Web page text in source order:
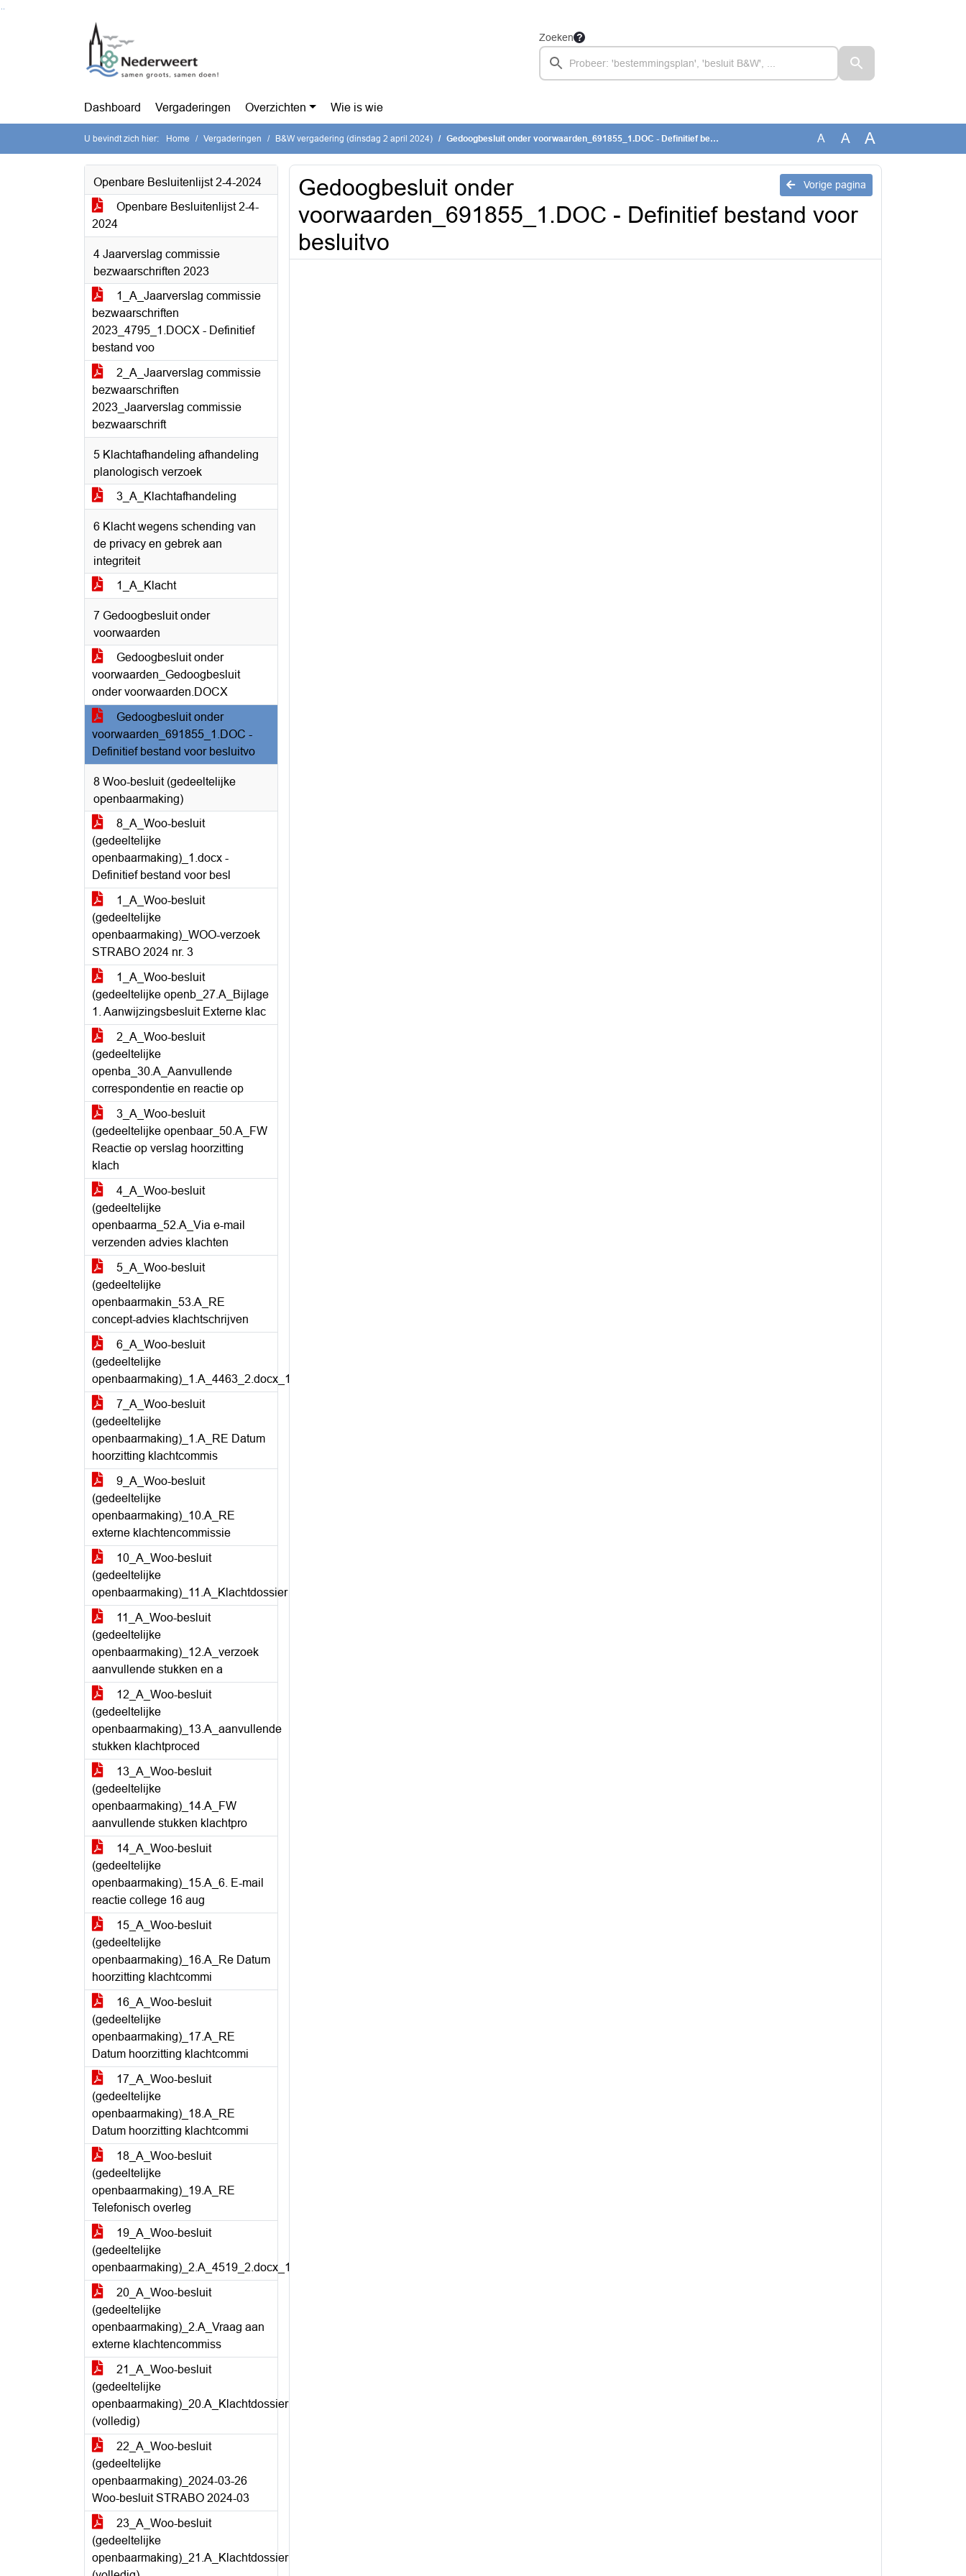
Zoeken
Dashboard Vergaderingen Overzichten Wie is wie
U bevindt zich hier: Home Vergaderingen B&W vergadering (dinsdag 2 april 2024) Gedoogbesluit onder voorwaarden_691855_1.DOC - Definitief bestand voor besluitvo A A A
Openbare Besluitenlijst 2-4-2024
Openbare Besluitenlijst 2-4-
2024
4 Jaarverslag commissie
bezwaarschriften 2023
1_A_Jaarverslag commissie
bezwaarschriften
2023_4795_1.DOCX - Definitief
bestand voo
2_A_Jaarverslag commissie
bezwaarschriften
2023_Jaarverslag commissie
bezwaarschrift
5 Klachtafhandeling afhandeling
planologisch verzoek
3_A_Klachtafhandeling
6 Klacht wegens schending van
de privacy en gebrek aan
integriteit
1_A_Klacht
7 Gedoogbesluit onder
voorwaarden
Gedoogbesluit onder
voorwaarden_Gedoogbesluit
onder voorwaarden.DOCX
Gedoogbesluit onder
voorwaarden_691855_1.DOC -
Definitief bestand voor besluitvo
8 Woo-besluit (gedeeltelijke
openbaarmaking)
8_A_Woo-besluit
(gedeeltelijke
openbaarmaking)_1.docx -
Definitief bestand voor besl
1_A_Woo-besluit
(gedeeltelijke
openbaarmaking)_WOO-verzoek
STRABO 2024 nr. 3
1_A_Woo-besluit
(gedeeltelijke openb_27.A_Bijlage
1. Aanwijzingsbesluit Externe klac
2_A_Woo-besluit
(gedeeltelijke
openba_30.A_Aanvullende
correspondentie en reactie op
3_A_Woo-besluit
(gedeeltelijke openbaar_50.A_FW
Reactie op verslag hoorzitting
klach
4_A_Woo-besluit
(gedeeltelijke
openbaarma_52.A_Via e-mail
verzenden advies klachten
5_A_Woo-besluit
(gedeeltelijke
openbaarmakin_53.A_RE
concept-advies klachtschrijven
6_A_Woo-besluit
(gedeeltelijke
openbaarmaking)_1.A_4463_2.docx_1
7_A_Woo-besluit
(gedeeltelijke
openbaarmaking)_1.A_RE Datum
hoorzitting klachtcommis
9_A_Woo-besluit
(gedeeltelijke
openbaarmaking)_10.A_RE
externe klachtencommissie
10_A_Woo-besluit
(gedeeltelijke
openbaarmaking)_11.A_Klachtdossier
11_A_Woo-besluit
(gedeeltelijke
openbaarmaking)_12.A_verzoek
aanvullende stukken en a
12_A_Woo-besluit
(gedeeltelijke
openbaarmaking)_13.A_aanvullende
stukken klachtproced
13_A_Woo-besluit
(gedeeltelijke
openbaarmaking)_14.A_FW
aanvullende stukken klachtpro
14_A_Woo-besluit
(gedeeltelijke
openbaarmaking)_15.A_6. E-mail
reactie college 16 aug
15_A_Woo-besluit
(gedeeltelijke
openbaarmaking)_16.A_Re Datum
hoorzitting klachtcommi
16_A_Woo-besluit
(gedeeltelijke
openbaarmaking)_17.A_RE
Datum hoorzitting klachtcommi
17_A_Woo-besluit
(gedeeltelijke
openbaarmaking)_18.A_RE
Datum hoorzitting klachtcommi
18_A_Woo-besluit
(gedeeltelijke
openbaarmaking)_19.A_RE
Telefonisch overleg
19_A_Woo-besluit
(gedeeltelijke
openbaarmaking)_2.A_4519_2.docx_1
20_A_Woo-besluit
(gedeeltelijke
openbaarmaking)_2.A_Vraag aan
externe klachtencommiss
21_A_Woo-besluit
(gedeeltelijke
openbaarmaking)_20.A_Klachtdossier
(volledig)
22_A_Woo-besluit
(gedeeltelijke
openbaarmaking)_2024-03-26
Woo-besluit STRABO 2024-03
23_A_Woo-besluit
(gedeeltelijke
openbaarmaking)_21.A_Klachtdossier
Vorige pagina
Gedoogbesluit onder
voorwaarden_691855_1.DOC - Definitief bestand voor
besluitvo